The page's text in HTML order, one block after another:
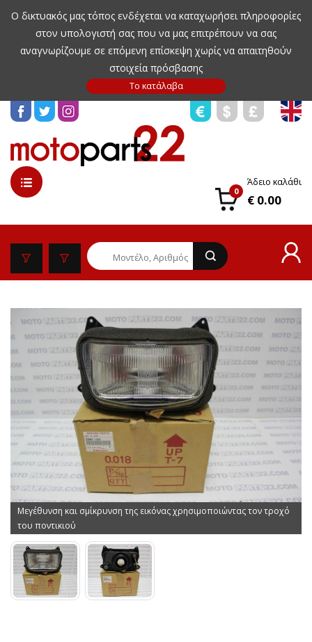
Ο δικτυακός μας τόπος ενδέχεται να καταχωρήσει πληροφορίες
στον υπολογιστή σας που να μας επιτρέπουν να σας
αναγνωρίζουμε σε επόμενη επίσκεψη χωρίς να απαιτηθούν
στοιχεία πρόσβασης
0
Άδειο καλάθι
€ 0.00
Μεγέθυνση και σμίκρυνση της εικόνας χρησιμοποιώντας τον τροχό
του ποντικιού